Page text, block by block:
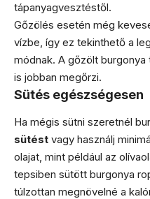
tápanyagvesztéstől.
Gőzölés esetén még
vízbe, így ez tekinthető a
módnak. A gőzölt
is jobban megőrzi.
Sütés egészségesen
Ha mégis sütni szeretnél
sütést vagy használj
olajat, mint például az
tepsiben sütött burgonya
túlzottan megnövelné a